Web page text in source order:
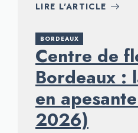
LIRE L'ARTICLE
BORDEAUX
Centre de
Bordeaux :
en
2026)